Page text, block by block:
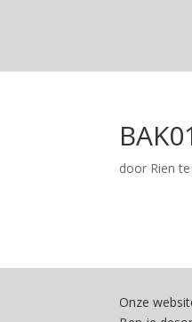
door Rien
Onze